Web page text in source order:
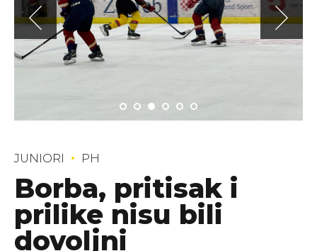
JUNIORI PH
Borba, pritisak i
prilike nisu bili
dovoljni